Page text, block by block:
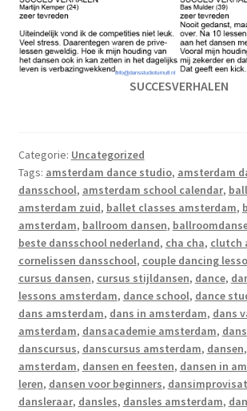
SUCCESVERHALEN
Categorie: Uncategorized
Tags: amsterdam dance studio, amsterdam
dansschool, amsterdam school calendar,
amsterdam zuid, ballet classes amsterdam,
amsterdam, ballroom dansen,
beste dansschool nederland, cha cha, clutch
cornelissen dansschool, couple dancing
cursus dansen, cursus stijldansen, dance,
lessons amsterdam, dance school, dance
dans amsterdam, dans in amsterdam, dans
amsterdam, dansacademie amsterdam,
danscursus, danscursus amsterdam, dansen,
amsterdam, dansen en feesten, dansen in
leren, dansen voor beginners,
dansleraar, dansles, dansles amsterdam,